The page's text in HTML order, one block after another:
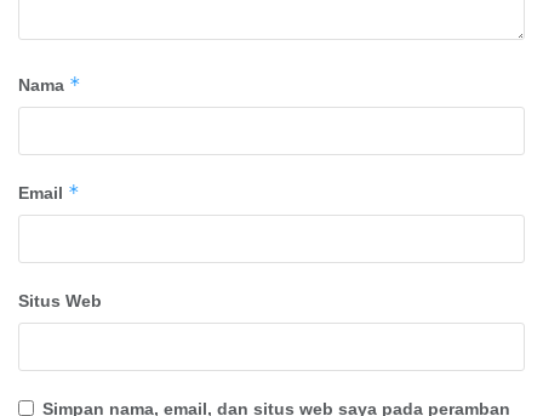
Nama *
Email *
Situs Web
Simpan nama, email, dan situs web saya pada peramban